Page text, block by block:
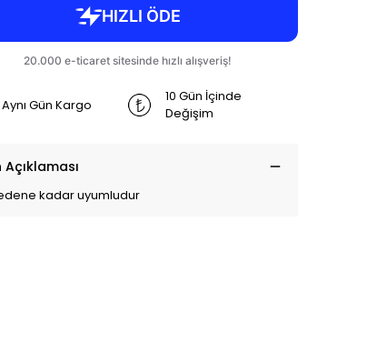
Aynı Gün Kargo
10 Gün İçinde
Değişim
Açıklaması
kadar uyumludur